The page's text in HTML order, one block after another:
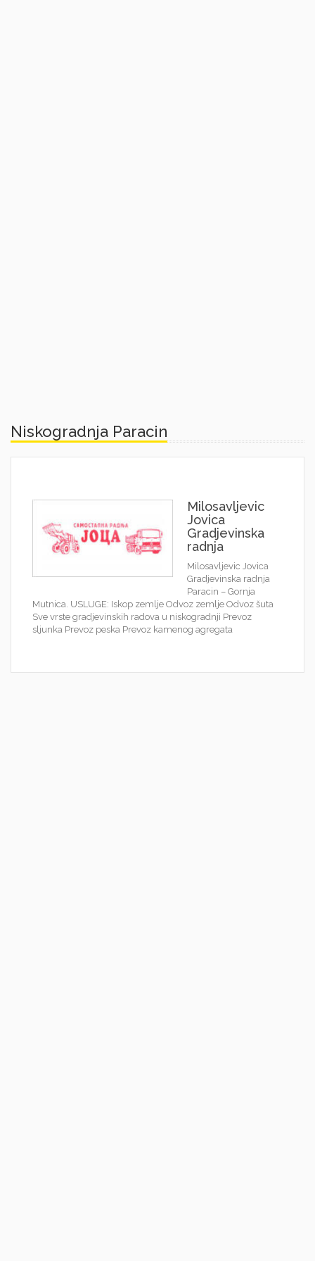
Niskogradnja Paracin
Milosavljevic
Jovica
Gradjevinska
radnja
Milosavljevic Jovica
Gradjevinska radnja
Paracin – Gornja
Mutnica. USLUGE: Iskop zemlje Odvoz zemlje Odvoz šuta
Sve vrste gradjevinskih radova u niskogradnji Prevoz
sljunka Prevoz peska Prevoz kamenog agregata